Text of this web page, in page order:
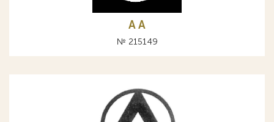
A А
№ 215149